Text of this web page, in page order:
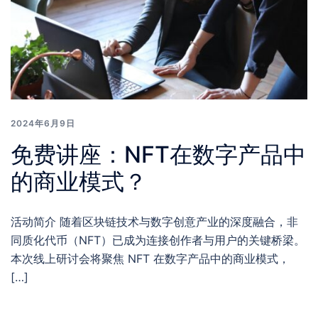
2024年6月9日
免费讲座：NFT在数字产品中
的商业模式？
活动简介 随着区块链技术与数字创意产业的深度融合，非
同质化代币（NFT）已成为连接创作者与用户的关键桥梁。
本次线上研讨会将聚焦 NFT 在数字产品中的商业模式，
[…]